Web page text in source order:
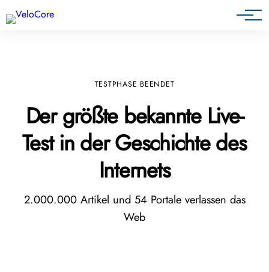
Agenturen & Webdesigner
TESTPHASE BEENDET
Der größte bekannte Live-
Test in der Geschichte des
Internets
2.000.000 Artikel und 54 Portale verlassen das
Web